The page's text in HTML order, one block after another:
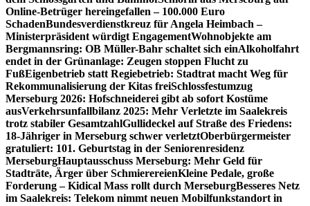
Online-Betrüger hereingefallen – 100.000 Euro
SchadenBundesverdienstkreuz für Angela Heimbach –
Ministerpräsident würdigt EngagementWohnobjekte am
Bergmannsring: OB Müller-Bahr schaltet sich einAlkoholfahrt
endet in der Grünanlage: Zeugen stoppen Flucht zu
FußEigenbetrieb statt Regiebetrieb: Stadtrat macht Weg für
Rekommunalisierung der Kitas freiSchlossfestumzug
Merseburg 2026: Hofschneiderei gibt ab sofort Kostüme
ausVerkehrsunfallbilanz 2025: Mehr Verletzte im Saalekreis
trotz stabiler GesamtzahlGullideckel auf Straße des Friedens:
18-Jähriger in Merseburg schwer verletztOberbürgermeister
gratuliert: 101. Geburtstag in der Seniorenresidenz
MerseburgHauptausschuss Merseburg: Mehr Geld für
Stadträte, Ärger über SchmierereienKleine Pedale, große
Forderung – Kidical Mass rollt durch MerseburgBesseres Netz
im Saalekreis: Telekom nimmt neuen Mobilfunkstandort in